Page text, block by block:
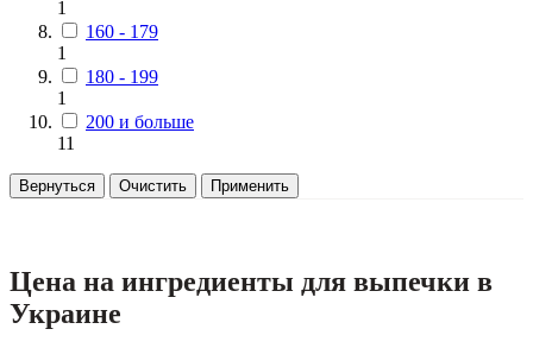
1
160 - 179
1
180 - 199
1
200 и больше
11
Вернуться Очистить Применить
Цена на ингредиенты для выпечки в
Украине